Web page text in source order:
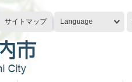
サイトマップ Language